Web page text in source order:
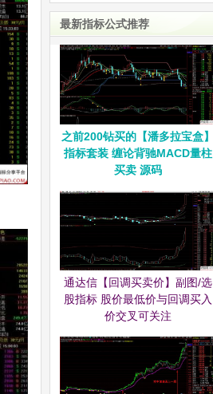
最新指标公式推荐
之前200钻买的【潘多拉宝盒】
指标套装 缠论背驰MACD量柱
买卖 源码
通达信【回调买卖价】副图/选
股指标 股价最低价与回调买入
价交叉可关注